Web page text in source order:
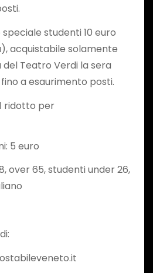
studenti 10 euro
acquistabile solamente
Teatro Verdi la sera
a esaurimento posti.
ridotto per
5 euro
over 65, studenti under 26,